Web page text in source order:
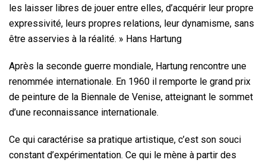
les laisser libres de jouer entre elles, d’acquérir leur propre
expressivité, leurs propres relations, leur dynamisme, sans
être asservies à la réalité. » Hans Hartung
Après la seconde guerre mondiale, Hartung rencontre une
renommée internationale. En 1960 il remporte le grand prix
de peinture de la Biennale de Venise, atteignant le sommet
d’une reconnaissance internationale.
Ce qui caractérise sa pratique artistique, c’est son souci
constant d’expérimentation. Ce qui le mène à partir des